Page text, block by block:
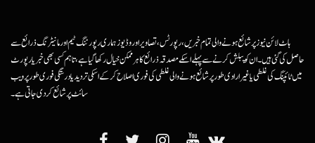
ہاٹ لائن نیوز پر شائع ہونے والی تمام خبریں، رپورٹس، تصاویر اور وڈیوز ہماری رپورٹنگ ٹیم اور مانیٹرنگ ذرائع سے
حاصل کی گئی ہیں۔ ان کو پبلش کرنے سے پہلے اسکے مصدقہ ذرائع کا ہرممکن خیال رکھا گیا ہے، تاہم کسی بھی خبر یا رپورٹ
میں ٹائپنگ کی غلطی یا غیرارادی طور پر شائع ہونے والی غلطی کی فوری اصلاح کرکے اسکی تردید یا درستگی فوری طور پر ویب
سائٹ پر شائع کردی جاتی ہے۔